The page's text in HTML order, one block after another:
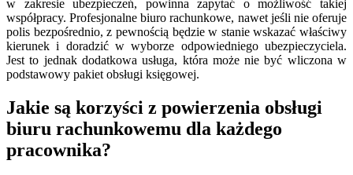
w zakresie ubezpieczeń, powinna zapytać o możliwość takiej
współpracy. Profesjonalne biuro rachunkowe, nawet jeśli nie oferuje
polis bezpośrednio, z pewnością będzie w stanie wskazać właściwy
kierunek i doradzić w wyborze odpowiedniego ubezpieczyciela.
Jest to jednak dodatkowa usługa, która może nie być wliczona w
podstawowy pakiet obsługi księgowej.
Jakie są korzyści z powierzenia obsługi
biuru rachunkowemu dla każdego
pracownika?